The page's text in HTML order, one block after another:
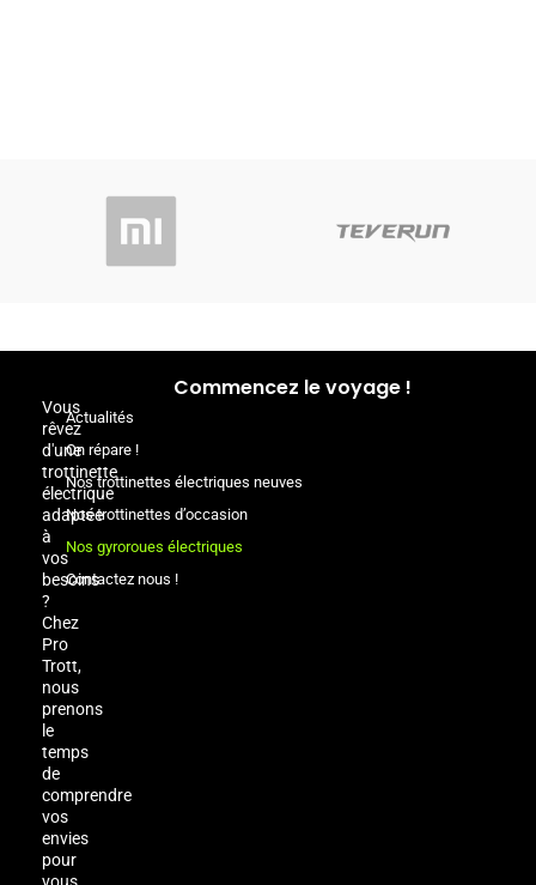
Vous
rêvez
d'une
trottinette
électrique
adaptée
à
vos
besoins
?
Chez
Pro
Trott,
nous
prenons
le
temps
de
comprendre
vos
envies
pour
vous
Commencez le voyage !
Actualités
On répare !
Nos trottinettes électriques neuves
Nos trottinettes d’occasion
Nos gyroroues électriques
Contactez nous !